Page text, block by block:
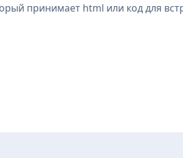
принимает html или код для